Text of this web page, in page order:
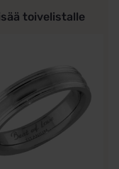
toivelistalle